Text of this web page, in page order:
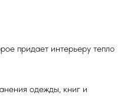
придает интерьеру тепло
одежды, книг и